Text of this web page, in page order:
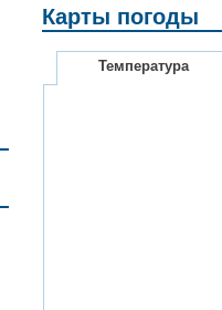
Карты погоды
Температура